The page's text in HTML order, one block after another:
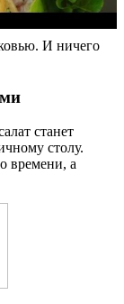
И ничего
станет
столу.
времени, а